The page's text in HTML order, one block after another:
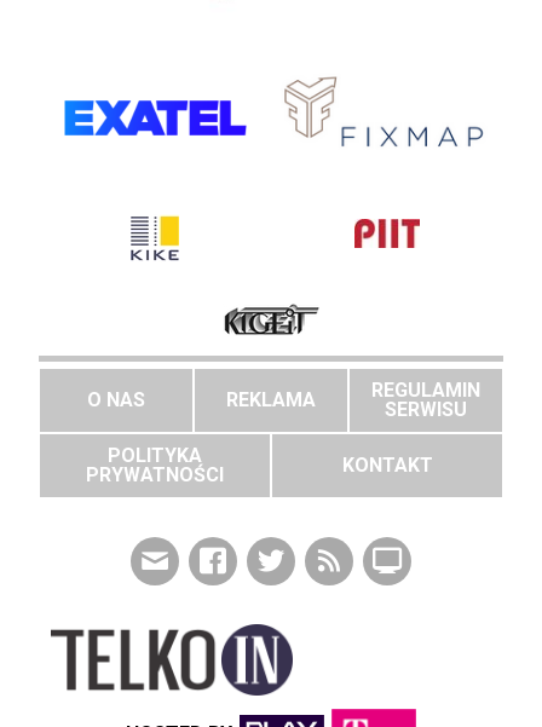
O NAS REKLAMA
REGULAMIN
SERWISU
POLITYKA
PRYWATNOŚCI
KONTAKT